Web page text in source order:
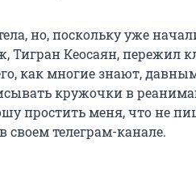
но, поскольку уже
Кеосаян, пережил
как многие знают,
кружочки в
простить меня, что не
телеграм-канале.